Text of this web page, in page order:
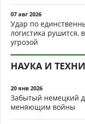
07 авг 2026
Удар по
логистика рушится,
угрозой
НАУКА И
20 янв 2026
Забытый немецкий
меняющим войны